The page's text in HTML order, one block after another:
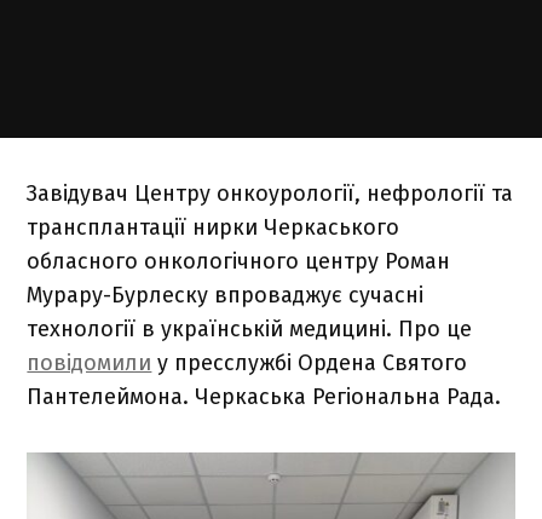
Завідувач Центру онкоурології, нефрології та
трансплантації нирки Черкаського
обласного онкологічного центру Роман
Мурару-Бурлеску впроваджує сучасні
технології в українській медицині. Про це
повідомили у пресслужбі Ордена Святого
Пантелеймона. Черкаська Регіональна Рада.